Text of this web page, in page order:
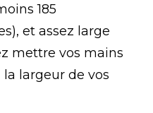
185
et assez large
mettre vos mains
largeur de vos